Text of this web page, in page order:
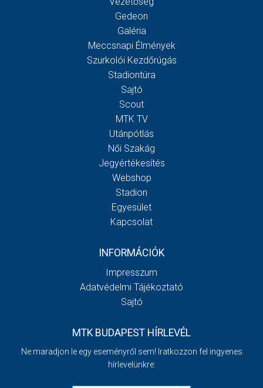
Gedeon
Galéria
Meccsnapi Élmények
Szurkolói Kezdőrúgás
Stadiontúra
Sajtó
Scout
MTK TV
Utánpótlás
Női Szakág
Jegyértékesítés
Webshop
Stadion
Egyesület
Kapcsolat
INFORMÁCIÓK
Impresszum
Adatvédelmi Tájékoztató
Sajtó
MTK BUDAPEST HÍRLEVÉL
Ne maradjon le egy eseményről sem! Iratkozzon fel ingyenes
hírlevelünkre: